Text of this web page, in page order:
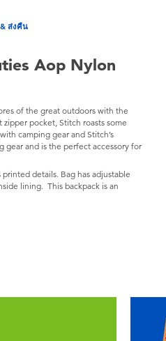
ส่งคืน
Aop Nylon
of the great outdoors with the
pocket, Stitch roasts some
camping gear and Stitch’s
gear and is the perfect accessory for
details. Bag has adjustable
lining. This backpack is an